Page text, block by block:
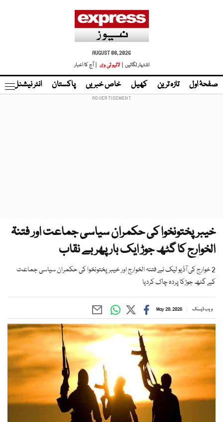
AUGUST 08, 2026
اشتہار لگائیں |
لائیو ٹی وی | آج کا اخبار
صفحۂ اول تازہ ترین کھیل خاص خبریں پاکستان انٹر نیشنل
خیبرپختونخوا کی حکمران سیاسی جماعت اور فتنۃ
الخوارج کا گٹھ جوڑ ایک بار پھر بے نقاب
2 خوارج کی آڈیو لیک نے فتنہ الخوارج اور خیبرپختونخوا کی حکمران سیاسی جماعت
کے گٹھ جوڑکا پردہ چاک کردیا
ویب ڈیسک May 20, 2026